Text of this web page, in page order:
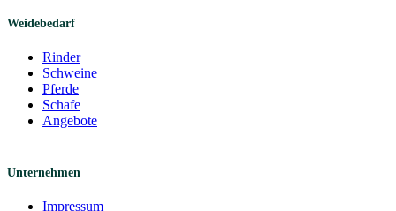
Weidebedarf
Rinder
Schweine
Pferde
Schafe
Angebote
Unternehmen
Impressum